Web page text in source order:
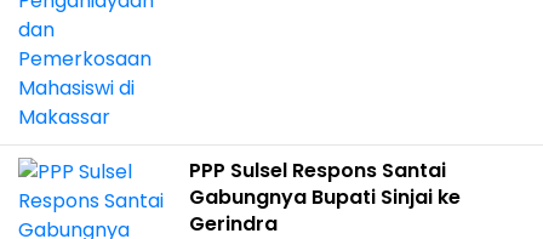
PPP Sulsel Respons Santai
Gabungnya Bupati Sinjai ke
Gerindra